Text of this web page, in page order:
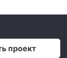
проект